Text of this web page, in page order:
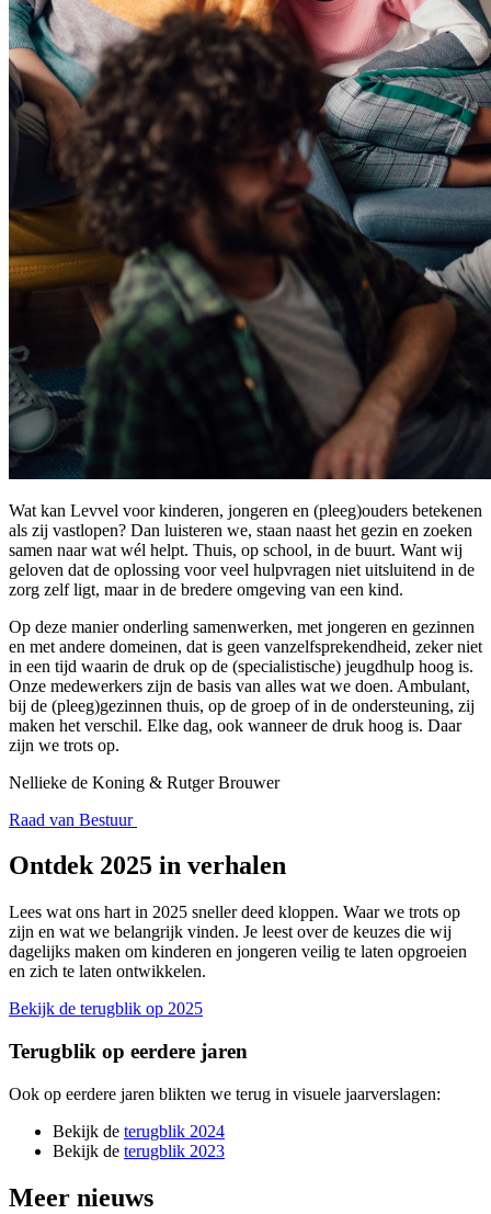
Wat kan Levvel voor kinderen, jongeren en (pleeg)ouders betekenen
als zij vastlopen? Dan luisteren we, staan naast het gezin en zoeken
samen naar wat wél helpt. Thuis, op school, in de buurt. Want wij
geloven dat de oplossing voor veel hulpvragen niet uitsluitend in de
zorg zelf ligt, maar in de bredere omgeving van een kind.
Op deze manier onderling samenwerken, met jongeren en gezinnen
en met andere domeinen, dat is geen vanzelfsprekendheid, zeker niet
in een tijd waarin de druk op de (specialistische) jeugdhulp hoog is.
Onze medewerkers zijn de basis van alles wat we doen. Ambulant,
bij de (pleeg)gezinnen thuis, op de groep of in de ondersteuning, zij
maken het verschil. Elke dag, ook wanneer de druk hoog is. Daar
zijn we trots op.
Nellieke de Koning & Rutger Brouwer
Raad van Bestuur
Ontdek 2025 in verhalen
Lees wat ons hart in 2025 sneller deed kloppen. Waar we trots op
zijn en wat we belangrijk vinden. Je leest over de keuzes die wij
dagelijks maken om kinderen en jongeren veilig te laten opgroeien
en zich te laten ontwikkelen.
Bekijk de terugblik op 2025
Terugblik op eerdere jaren
Ook op eerdere jaren blikten we terug in visuele jaarverslagen:
Bekijk de terugblik 2024
Bekijk de terugblik 2023
Meer nieuws